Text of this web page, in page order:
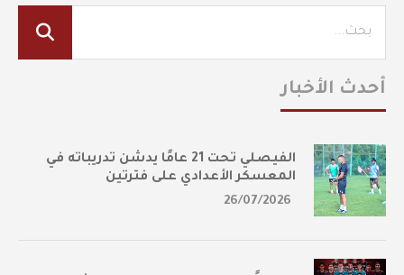
أحدث الأخبار
الفيصلي تحت 21 عامًا يدشن تدريباته في
المعسكر الأعدادي على فترتين
26/07/2026